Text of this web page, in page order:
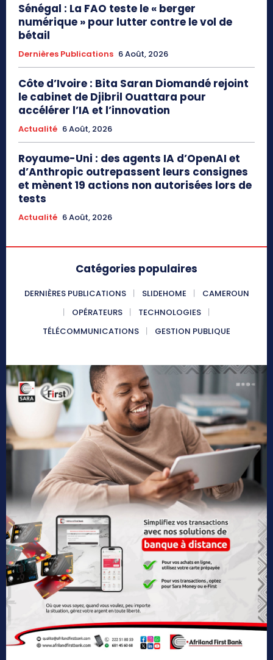
Sénégal : La FAO teste le « berger
numérique » pour lutter contre le vol de
bétail
Dernières Publications 6 Août, 2026
Côte d’Ivoire : Bita Saran Diomandé rejoint
le cabinet de Djibril Ouattara pour
accélérer l’IA et l’innovation
Actualité 6 Août, 2026
Royaume-Uni : des agents IA d’OpenAI et
d’Anthropic outrepassent leurs consignes
et mènent 19 actions non autorisées lors de
tests
Actualité 6 Août, 2026
Catégories populaires
DERNIÈRES PUBLICATIONS SLIDEHOME
CAMEROUN
OPÉRATEURS
TECHNOLOGIES
TÉLÉCOMMUNICATIONS
GESTION PUBLIQUE